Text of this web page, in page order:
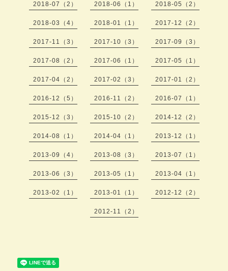
2018-07（2） 2018-06（1） 2018-05（2）
2018-03（4） 2018-01（1） 2017-12（2）
2017-11（3） 2017-10（3） 2017-09（3）
2017-08（2） 2017-06（1） 2017-05（1）
2017-04（2） 2017-02（3） 2017-01（2）
2016-12（5） 2016-11（2） 2016-07（1）
2015-12（3） 2015-10（2） 2014-12（2）
2014-08（1） 2014-04（1） 2013-12（1）
2013-09（4） 2013-08（3） 2013-07（1）
2013-06（3） 2013-05（1） 2013-04（1）
2013-02（1） 2013-01（1） 2012-12（2）
2012-11（2）